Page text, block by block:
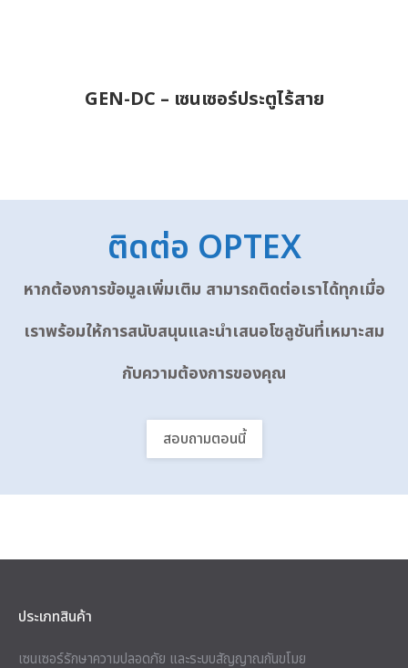
GEN-DC – เซนเซอร์ประตูไร้สาย
ติดต่อ OPTEX
หากต้องการข้อมูลเพิ่มเติม สามารถติดต่อเราได้ทุกเมื่อ
เราพร้อมให้การสนับสนุนและนำเสนอโซลูชันที่เหมาะสม
กับความต้องการของคุณ
สอบถามตอนนี้
ประเภทสินค้า
เซนเซอร์รักษาความปลอดภัย และระบบสัญญาณกันขโมย